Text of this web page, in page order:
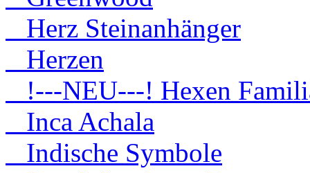
Herz Steinanhänger
Herzen
!---NEU---! Hexen
Inca Achala
Indische Symbole